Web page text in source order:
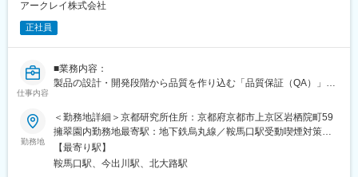
アークレイ株式会社
正社員
仕事内容
■業務内容：
製品の設計・開発段階から品質を作り込む「品質保証（QA）」の
アークレイで開発している自社装置・試薬について、ISO13485を
はじめとする規格要求に適合した設計・開発が行われているか
を、QMSの観点から管理・保証することが本ポジションのミッシ
ョンです。
具体的には、自社で定めている品質マネジメントシステム
勤務地
＜勤務地詳細＞京都研究所住所：京都府京都市上京区岩栖院町59
擁翠園内勤務地最寄駅：地下鉄烏丸線／鞍馬口駅受動喫煙対策：
屋内全面禁煙変更の範囲：会社の定める事業所
【最寄り駅】
鞍馬口駅、今出川駅、北大路駅